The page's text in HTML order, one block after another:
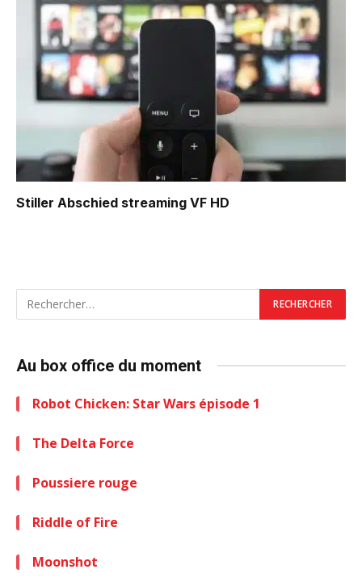
Stiller Abschied streaming VF HD
Au box office du moment
Robot Chicken: Star Wars épisode 1
The Delta Force
Poussiere rouge
Riddle of Fire
Moonshot